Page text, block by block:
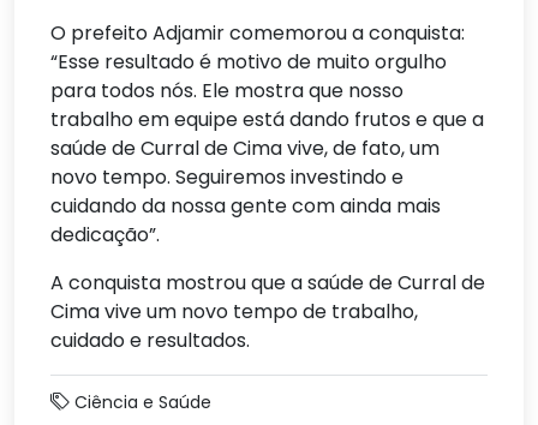
O prefeito Adjamir comemorou a conquista:
“Esse resultado é motivo de muito orgulho
para todos nós. Ele mostra que nosso
trabalho em equipe está dando frutos e que a
saúde de Curral de Cima vive, de fato, um
novo tempo. Seguiremos investindo e
cuidando da nossa gente com ainda mais
dedicação”.
A conquista mostrou que a saúde de Curral de
Cima vive um novo tempo de trabalho,
cuidado e resultados.
Ciência e Saúde